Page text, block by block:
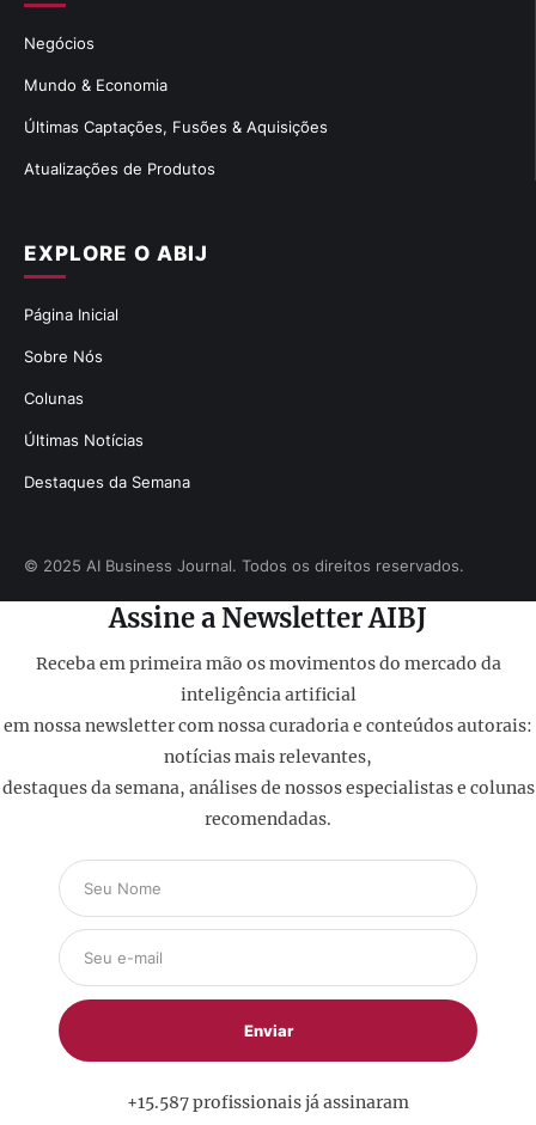
EXPLORE O ABIJ
Página Inicial
Sobre Nós
Colunas
Últimas Notícias
Destaques da Semana
Negócios
Mundo & Economia
Últimas Captações, Fusões & Aquisições
Atualizações de Produtos
© 2025 AI Business Journal. Todos os direitos reservados.
Assine a Newsletter AIBJ
Receba em primeira mão os movimentos do mercado da
inteligência artificial
em nossa newsletter com nossa curadoria e conteúdos autorais:
notícias mais relevantes,
destaques da semana, análises de nossos especialistas e colunas
recomendadas.
+15.587 profissionais já assinaram